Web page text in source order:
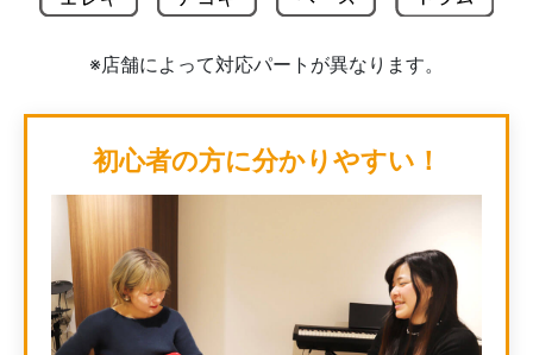
※店舗によって対応パートが異なります。
初心者の方に分かりやすい！